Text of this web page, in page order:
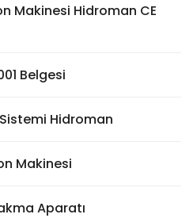
Makinesi Hidroman CE
Belgesi
Sistemi Hidroman
Makinesi
Aparatı